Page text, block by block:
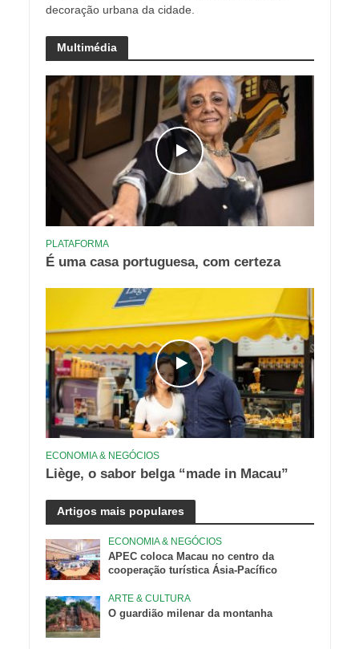
decoração urbana da cidade.
Multimédia
PLATAFORMA
É uma casa portuguesa, com certeza
ECONOMIA & NEGÓCIOS
Liège, o sabor belga “made in Macau”
Artigos mais populares
ECONOMIA & NEGÓCIOS
APEC coloca Macau no centro da
cooperação turística Ásia-Pacífico
ARTE & CULTURA
O guardião milenar da montanha